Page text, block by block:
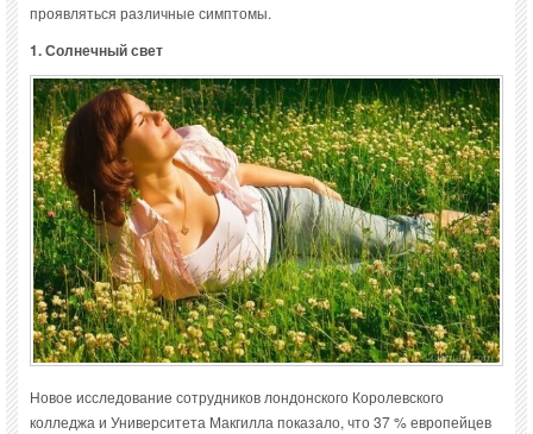
проявляться различные симптомы.
1. Солнечный свет
Новое исследование сотрудников лондонского Королевского
колледжа и Университета Макгилла показало, что 37 % европейцев